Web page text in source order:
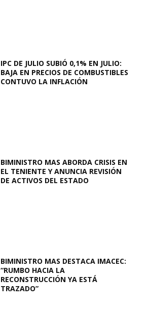
IPC DE JULIO SUBIÓ 0,1% EN JULIO:
BAJA EN PRECIOS DE COMBUSTIBLES
CONTUVO LA INFLACIÓN
BIMINISTRO MAS ABORDA CRISIS EN
EL TENIENTE Y ANUNCIA REVISIÓN
DE ACTIVOS DEL ESTADO
BIMINISTRO MAS DESTACA IMACEC:
“RUMBO HACIA LA
RECONSTRUCCIÓN YA ESTÁ
TRAZADO”